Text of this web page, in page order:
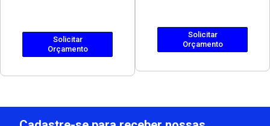
Solicitar
Orçamento
Solicitar
Orçamento